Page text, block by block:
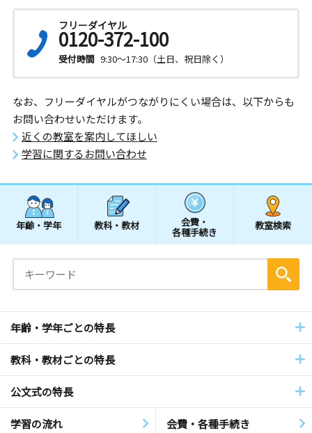
フリーダイヤル
0120-372-100
受付時間 9:30～17:30（土日、祝日除く）
なお、フリーダイヤルがつながりにくい場合は、以下からも
お問い合わせいただけます。
近くの教室を案内してほしい
学習に関するお問い合わせ
年齢・学年 教科・教材 会費・
各種手続き
教室検索
年齢・学年ごとの特長
教科・教材ごとの特長
公文式の特長
学習の流れ 会費・各種手続き